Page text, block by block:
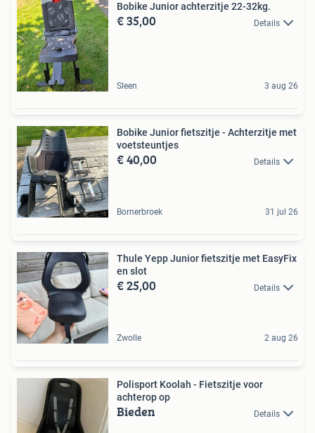
Bobike Junior achterzitje 22-32kg.
€ 35,00 Details
Sleen 3 aug 26
Bobike Junior fietszitje - Achterzitje met
voetsteuntjes
€ 40,00 Details
Bornerbroek 31 jul 26
Thule Yepp Junior fietszitje met EasyFix
en slot
€ 25,00 Details
Zwolle 2 aug 26
Polisport Koolah - Fietszitje voor
achterop op
Bieden Details